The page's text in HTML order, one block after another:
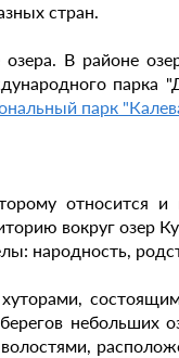
стран.
В районе
парка
парк
относится
вокруг озер
народность,
небольших